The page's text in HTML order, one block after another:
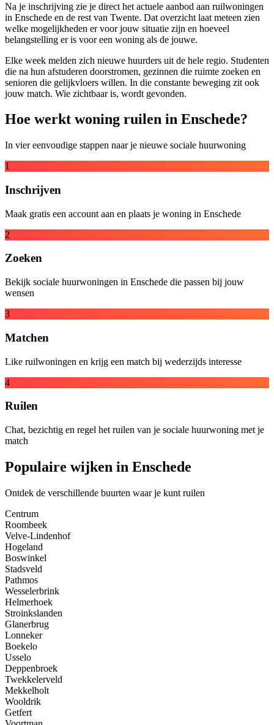
Na je inschrijving zie je direct het actuele aanbod aan ruilwoningen
in Enschede en de rest van Twente. Dat overzicht laat meteen zien
welke mogelijkheden er voor jouw situatie zijn en hoeveel
belangstelling er is voor een woning als de jouwe.
Elke week melden zich nieuwe huurders uit de hele regio. Studenten
die na hun afstuderen doorstromen, gezinnen die ruimte zoeken en
senioren die gelijkvloers willen. In die constante beweging zit ook
jouw match. Wie zichtbaar is, wordt gevonden.
Hoe werkt woning ruilen in Enschede?
In vier eenvoudige stappen naar je nieuwe sociale huurwoning
1
Inschrijven
Maak gratis een account aan en plaats je woning in Enschede
2
Zoeken
Bekijk sociale huurwoningen in Enschede die passen bij jouw
wensen
3
Matchen
Like ruilwoningen en krijg een match bij wederzijds interesse
4
Ruilen
Chat, bezichtig en regel het ruilen van je sociale huurwoning met je
match
Populaire wijken in Enschede
Ontdek de verschillende buurten waar je kunt ruilen
Centrum
Roombeek
Velve-Lindenhof
Hogeland
Boswinkel
Stadsveld
Pathmos
Wesselerbrink
Helmerhoek
Stroinkslanden
Glanerbrug
Lonneker
Boekelo
Usselo
Deppenbroek
Twekkelerveld
Mekkelholt
Wooldrik
Getfert